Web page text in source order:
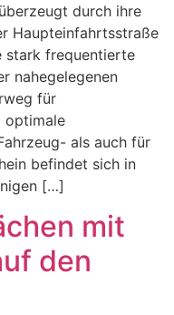
durch ihre
Haupteinfahrtsstraße
stark frequentierte
nahegelegenen
für
optimale
als auch für
befindet sich in
[…]
mit
den